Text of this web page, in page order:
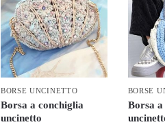
BORSE UNCINETTO
Borsa a conchiglia
uncinetto
BORSE
Borsa a